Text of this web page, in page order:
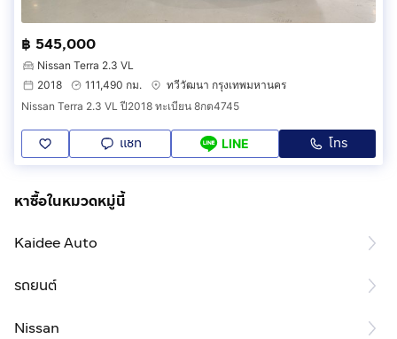
฿ 545,000
Nissan Terra 2.3 VL
2018
111,490 กม.
ทวีวัฒนา กรุงเทพมหานคร
Nissan Terra 2.3 VL ปี2018 ทะเบียน 8กต4745
แชท LINE โทร
หาซื้อในหมวดหมู่นี้
Kaidee Auto
รถยนต์
Nissan